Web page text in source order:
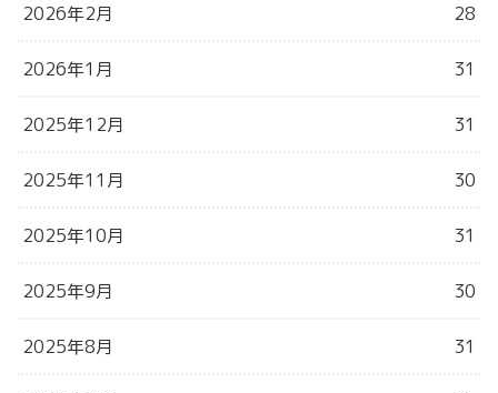
2026年2月 28
2026年1月 31
2025年12月 31
2025年11月 30
2025年10月 31
2025年9月 30
2025年8月 31